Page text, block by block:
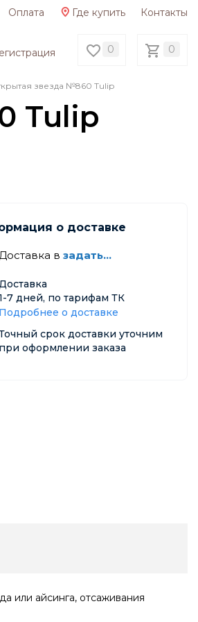
Оплата Где купить Контакты
0 0
звезда №860 Tulip
Tulip
о доставке
в задать...
7 дней, по тарифам ТК
Подробнее о доставке
срок доставки уточним
при оформлении заказа
или айсинга, отсаживания